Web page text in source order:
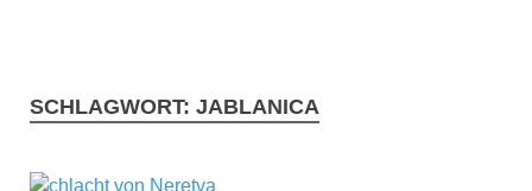
SCHLAGWORT: JABLANICA